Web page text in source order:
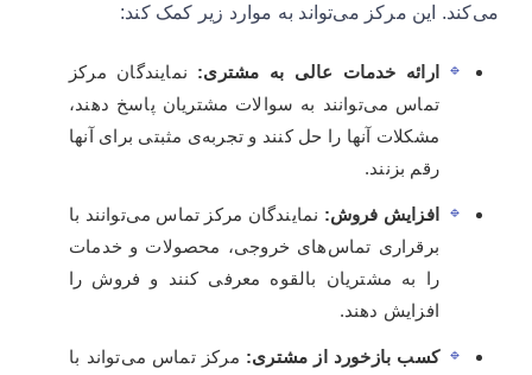
می‌کند. این مرکز می‌تواند به موارد زیر کمک کند:
ارائه خدمات عالی به مشتری:نمایندگان مرکز
تماس می‌توانند به سوالات مشتریان پاسخ دهند،
مشکلات آنها را حل کنند و تجربه‌ی مثبتی برای آنها
رقم بزنند.
افزایش فروش:نمایندگان مرکز تماس می‌توانند با
برقراری تماس‌های خروجی، محصولات و خدمات
را به مشتریان بالقوه معرفی کنند و فروش را
افزایش دهند.
کسب بازخورد از مشتری:مرکز تماس می‌تواند با